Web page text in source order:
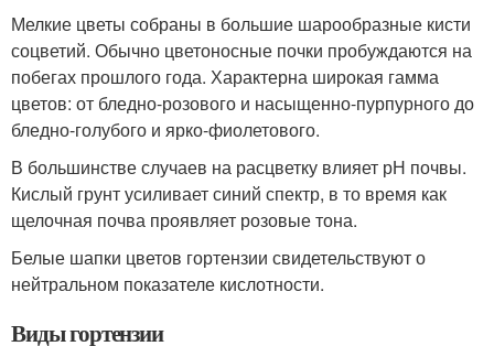
Мелкие цветы собраны в большие шарообразные кисти
соцветий. Обычно цветоносные почки пробуждаются на
побегах прошлого года. Характерна широкая гамма
цветов: от бледно-розового и насыщенно-пурпурного до
бледно-голубого и ярко-фиолетового.
В большинстве случаев на расцветку влияет рН почвы.
Кислый грунт усиливает синий спектр, в то время как
щелочная почва проявляет розовые тона.
Белые шапки цветов гортензии свидетельствуют о
нейтральном показателе кислотности.
Виды гортензии